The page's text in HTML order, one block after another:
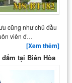
cũng như chủ đầu
viên đ…
[Xem thêm]
tại Biên Hòa